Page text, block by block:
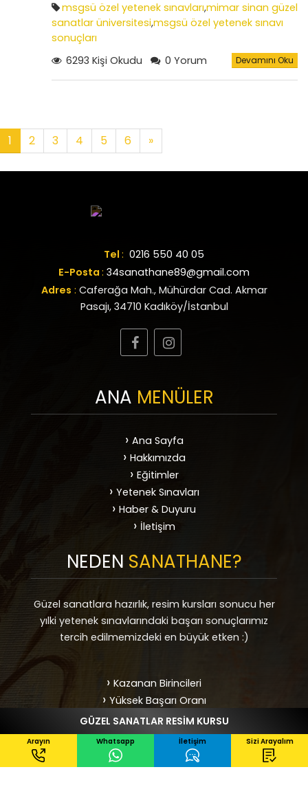
msgsü özel yetenek sınavları,mimar sinan güzel
sanatlar üniversitesi,msgsü özel yetenek sınavı
sonuçları
6293 Kişi Okudu
0 Yorum Devamını Oku
1 2 3 4 5 6 »
Tel : 0216 550 40 05
E-Posta : 34sanathane89@gmail.com
Adres : Caferağa Mah., Mühürdar Cad. Akmar
Pasajı, 34710 Kadıköy/İstanbul
ANA MENÜLER
Ana Sayfa
Hakkımızda
Eğitimler
Yetenek Sınavları
Haber & Duyuru
İletişim
NEDEN SANATHANE?
Güzel sanatlara hazırlık, resim kursları sonucu her
yılki yetenek sınavlarındaki başarı sonuçlarımız
tercih edilmemizdeki en büyük etken :)
Kazanan Birincileri
Yüksek Başarı Oranı
Uzman Eğitmenler
ve dahası...
HEMEN ARAYIN !
YURTDIŞI PORTFOLYO HAZIRLIK
Arayın Whatsapp İletişim Sizi Arayalım